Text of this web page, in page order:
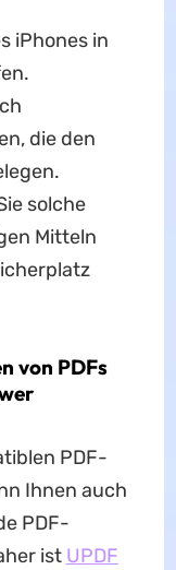
iPhones in
die den
solche
Mitteln
von PDFs
PDF-
Ihnen auch
PDF-
ist UPDF